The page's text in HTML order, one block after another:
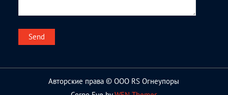
Авторские права © ООО RS Огнеупоры